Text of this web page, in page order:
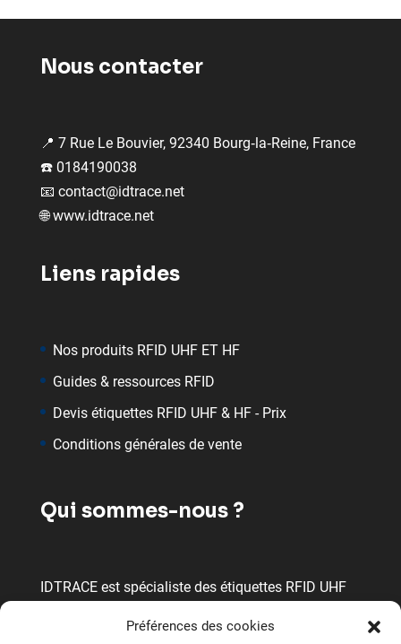
Préférences des cookies
Nous contacter
📍 7 Rue Le Bouvier, 92340 Bourg‑la‑Reine, France
☎️ 0184190038
📧 contact@idtrace.net
🌐www.idtrace.net
Liens rapides
Nos produits RFID UHF ET HF
Guides & ressources RFID
Devis étiquettes RFID UHF & HF - Prix
Conditions générales de vente
Qui sommes-nous ?
IDTRACE est spécialiste des étiquettes RFID UHF
meilleurs fabricants pour proposer des étiquettes